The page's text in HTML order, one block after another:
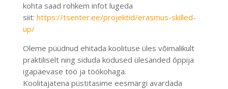
kohta saad rohkem infot lugeda
siit: https://tsenter.ee/projektid/erasmus-skilled-
up/
Oleme püüdnud ehitada koolituse üles võimalikult
praktiliselt ning siduda kodused ülesanded õppija
igapäevase töö ja töökohaga.
Koolitajatena püstitasime eesmärgi avardada